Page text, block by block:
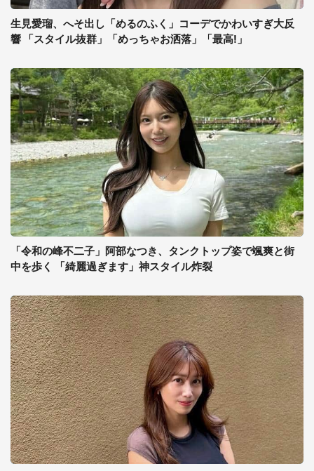
生見愛瑠、へそ出し「めるのふく」コーデでかわいすぎ大反
響 「スタイル抜群」「めっちゃお洒落」「最高!」
「令和の峰不二子」阿部なつき、タンクトップ姿で颯爽と街
中を歩く 「綺麗過ぎます」神スタイル炸裂